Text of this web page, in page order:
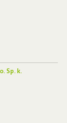
Sp. k.